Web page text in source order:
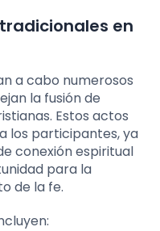
en
a cabo numerosos
la fusión de
Estos actos
los participantes, ya
conexión espiritual
para la
de la fe.